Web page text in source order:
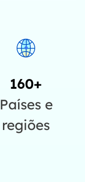
160+
Países e
regiões